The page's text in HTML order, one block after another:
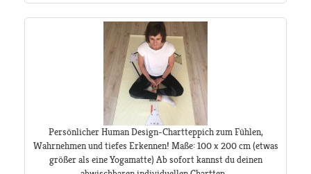
Persönlicher Human Design-Chartteppich zum Fühlen,
Wahrnehmen und tiefes Erkennen! Maße: 100 x 200 cm (etwas
größer als eine Yogamatte) Ab sofort kannst du deinen